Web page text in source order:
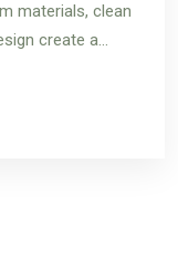
materials, clean
create a…